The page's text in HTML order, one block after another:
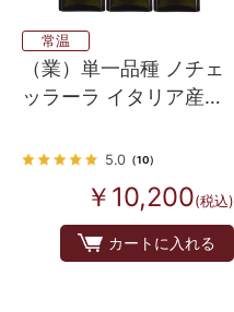
常温
（業）単一品種 ノチェ
ッラーラ イタリア産
ル ３本入り
5.0（10）
￥10,200(税込)
カートに入れる